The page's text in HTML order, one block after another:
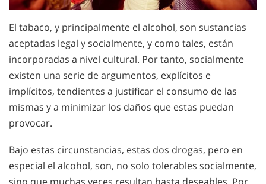
El tabaco, y principalmente el alcohol, son sustancias
aceptadas legal y socialmente, y como tales, están
incorporadas a nivel cultural. Por tanto, socialmente
existen una serie de argumentos, explícitos e
implícitos, tendientes a justificar el consumo de las
mismas y a minimizar los daños que estas puedan
provocar.
Bajo estas circunstancias, estas dos drogas, pero en
especial el alcohol, son, no solo tolerables socialmente,